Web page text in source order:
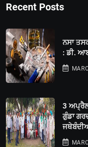
Recent Posts
ਨਸਾ
: ਡੀ.
3
ਗੁੰਡਾ